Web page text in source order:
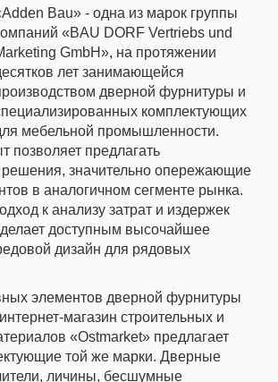
Bau» - одна из марок группы
«BAU DORF Vertriebs und
GmbH», на протяжении
лет занимающейся
дверной фурнитуры и
комплектующих
мебельной промышленности.
позволяет предлагать
решения, значительно опережающие
в аналогичном сегменте рынка.
к анализу затрат и издержек
доступным высочайшее
дизайн для рядовых
элементов дверной фурнитуры
магазин строительных и
«Ostmarket» предлагает
той же марки. Дверные
личины, бесшумные